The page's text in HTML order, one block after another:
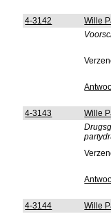
4-3142 Wille
4-3143 Wille
4-3144 Wille